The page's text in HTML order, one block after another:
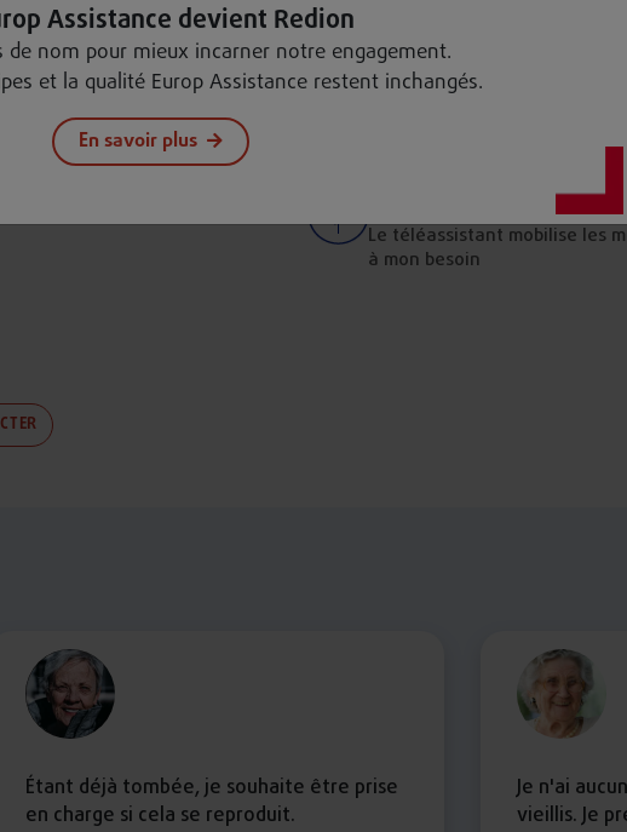
Assistance devient Redion
de nom pour mieux incarner notre engagement.
et la qualité Europ Assistance restent inchangés.
vous devez accepter les cookies
YouTube.
En savoir plus
Un simple appui sur le bouton
permet d'être mis en relation
téléassistant
Un téléassistant me prend
Réponse à mon besoin
Le téléassistant mobilise les
à mon besoin
Étant déjà tombée, je souhaite être prise
en charge si cela se reproduit.
Je n'ai
vieillis. Je